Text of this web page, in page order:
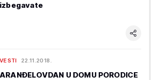
izbegavate
VESTI 22.11.2018.
ARANĐELOVDAN U DOMU PORODICE